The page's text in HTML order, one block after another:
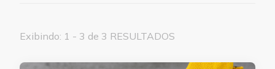
Exibindo: 1 - 3 de 3 RESULTADOS